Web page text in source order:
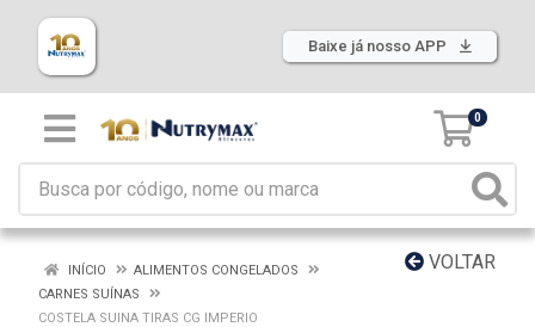
Baixe já nosso APP
0
VOLTAR
INÍCIO
ALIMENTOS CONGELADOS
CARNES SUÍNAS
COSTELA SUINA TIRAS CG IMPERIO